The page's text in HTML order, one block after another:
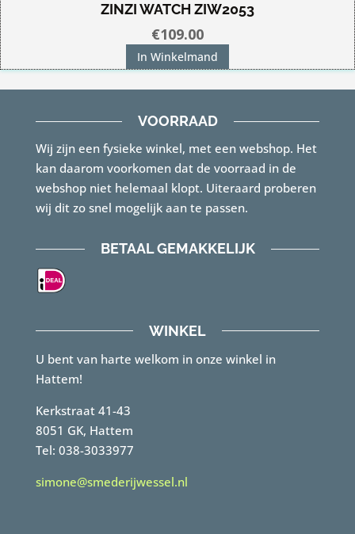
ZINZI WATCH ZIW2053
€109.00
In Winkelmand
VOORRAAD
Wij zijn een fysieke winkel, met een webshop. Het
kan daarom voorkomen dat de voorraad in de
webshop niet helemaal klopt. Uiteraard proberen
wij dit zo snel mogelijk aan te passen.
BETAAL GEMAKKELIJK
WINKEL
U bent van harte welkom in onze winkel in
Hattem!
Kerkstraat 41-43
8051 GK, Hattem
Tel: 038-3033977
simone@smederijwessel.nl